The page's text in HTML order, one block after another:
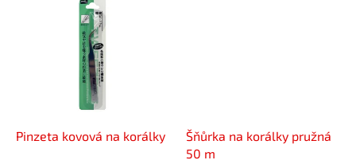
Pinzeta kovová na korálky
Šňůrka na korálky pružná
50 m